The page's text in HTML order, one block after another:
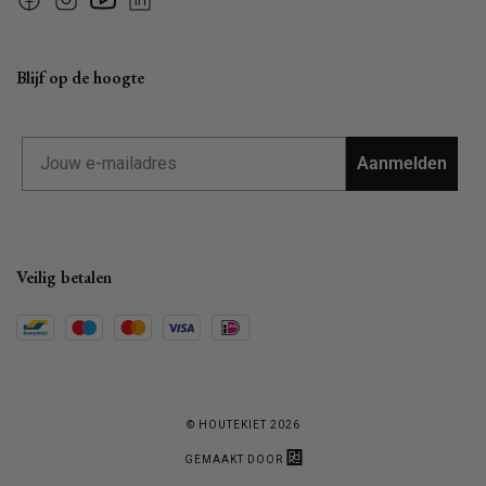
FacebookInstagramYouTubeLinkedin
Blijf op de hoogte
Aanmelden
Veilig betalen
© HOUTEKIET 2026
GEMAAKT DOOR